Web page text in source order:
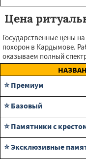
Цена
Государственные цены
похорон в Кардымове.
оказываем полный
⭐ Премиум
⭐ Базовый
⭐ Памятники с
⭐ Эксклюзивные